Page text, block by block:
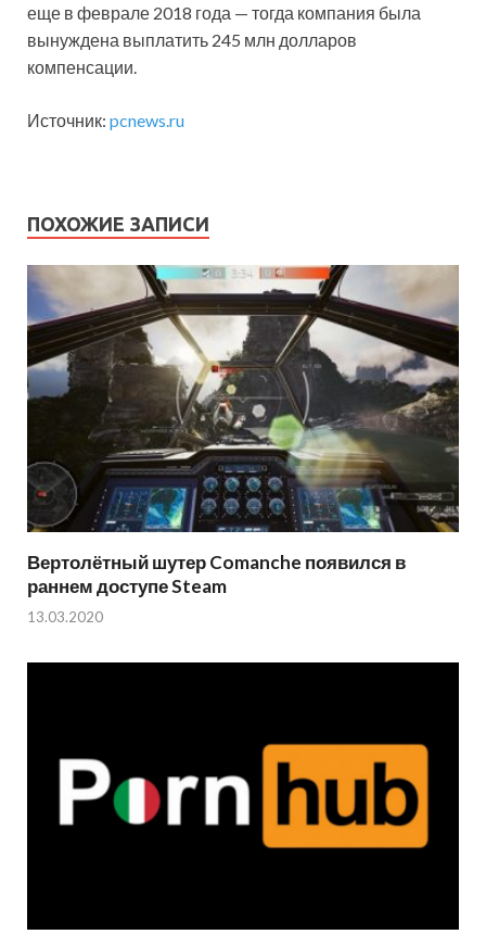
еще в феврале 2018 года — тогда компания была
вынуждена выплатить 245 млн долларов
компенсации.
Источник: pcnews.ru
ПОХОЖИЕ ЗАПИСИ
Вертолётный шутер Comanche появился в
раннем доступе Steam
13.03.2020